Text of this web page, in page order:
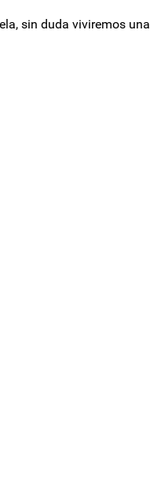
sin duda viviremos una